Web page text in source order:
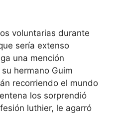
voluntarias durante
sería extenso
una mención
hermano Guim
recorriendo el mundo
los sorprendió
luthier, le agarró